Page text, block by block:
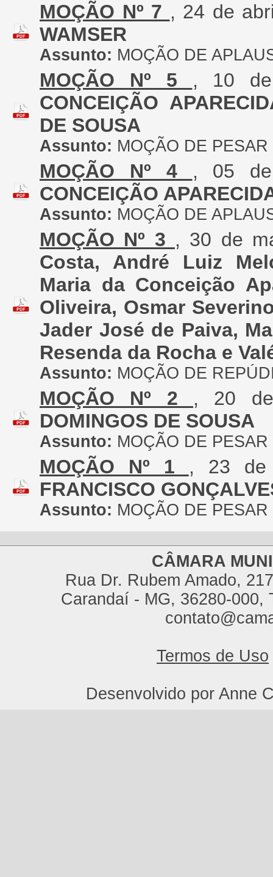
MOÇÃO Nº 7 , 24 de
WAMSER
Assunto: MOÇÃO DE
MOÇÃO Nº 5 , 10
CONCEIÇÃO
DE SOUSA
Assunto: MOÇÃO DE PESAR
MOÇÃO Nº 4 , 05
CONCEIÇÃO
Assunto: MOÇÃO DE
MOÇÃO Nº 3 , 30 de
Costa, André Luiz
Maria da Conceição
Oliveira, Osmar
Jader José de Paiva,
Resenda da Rocha e
Assunto: MOÇÃO DE
MOÇÃO Nº 2 , 20
DOMINGOS DE SOUSA
Assunto: MOÇÃO DE PESAR
MOÇÃO Nº 1 , 23
FRANCISCO
Assunto: MOÇÃO DE PESAR
CÂMARA
Rua Dr. Rubem Amado,
Carandaí - MG, 36280-000,
Termos de Uso
Desenvolvido por Anne